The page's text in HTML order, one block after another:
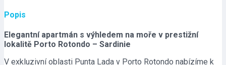
Popis
Elegantní apartmán s výhledem na moře v prestižní
lokalitě Porto Rotondo – Sardinie
V exkluzivní oblasti Punta Lada v Porto Rotondo nabízíme k